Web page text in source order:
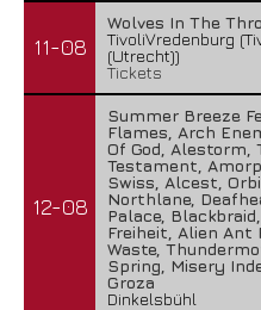
11-08
Wolves In The
TivoliVredenburg
(Utrecht))
Tickets
12-08
Summer Breeze
Flames, Arch
Of God, Alestorm,
Testament,
Swiss, Alcest,
Northlane,
Palace,
Freiheit, Alien Ant
Waste,
Spring, Misery
Groza
Dinkelsbühl